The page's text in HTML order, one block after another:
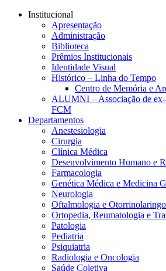
Conteúdo principal
Institucional
Apresentação
Administração
Biblioteca
Prêmios Institucionais
Identidade Visual
Histórico – Linha do Tempo
Centro de Memória e
ALUMNI – Associação de ex-
FCM
Departamentos
Anestesiologia
Cirurgia
Clínica Médica
Desenvolvimento Humano e
Farmacologia
Genética Médica e Medicina
Neurologia
Oftalmologia e
Ortopedia, Reumatologia e
Patologia
Pediatria
Psiquiatria
Radiologia e Oncologia
Saúde Coletiva